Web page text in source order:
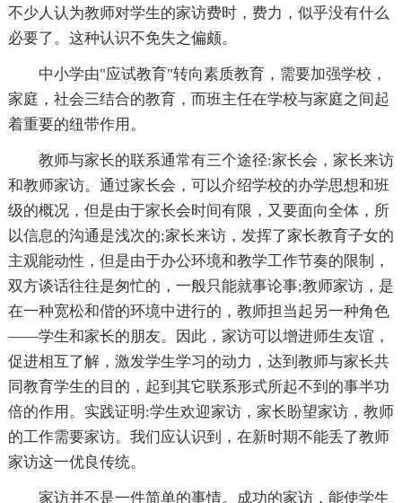
不少人认为教师对学生的家访费时，费力，似乎没有什么
必要了。这种认识不免失之偏颇。
中小学由"应试教育"转向素质教育，需要加强学校，
家庭，社会三结合的教育，而班主任在学校与家庭之间起
着重要的纽带作用。
教师与家长的联系通常有三个途径:家长会，家长来访
和教师家访。通过家长会，可以介绍学校的办学思想和班
级的概况，但是由于家长会时间有限，又要面向全体，所
以信息的沟通是浅次的;家长来访，发挥了家长教育子女的
主观能动性，但是由于办公环境和教学工作节奏的限制，
双方谈话往往是匆忙的，一般只能就事论事;教师家访，是
在一种宽松和偕的环境中进行的，教师担当起另一种角色
――学生和家长的朋友。因此，家访可以增进师生友谊，
促进相互了解，激发学生学习的动力，达到教师与家长共
同教育学生的目的，起到其它联系形式所起不到的事半功
倍的作用。实践证明:学生欢迎家访，家长盼望家访，教师
的工作需要家访。我们应认识到，在新时期不能丢了教师
家访这一优良传统。
家访并不是一件简单的事情。成功的家访，能使学生